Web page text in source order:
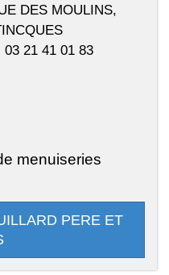
DES MOULINS,
03 21 41 01 83
menuiseries
PERE ET